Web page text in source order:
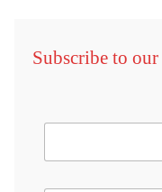
Subscribe to